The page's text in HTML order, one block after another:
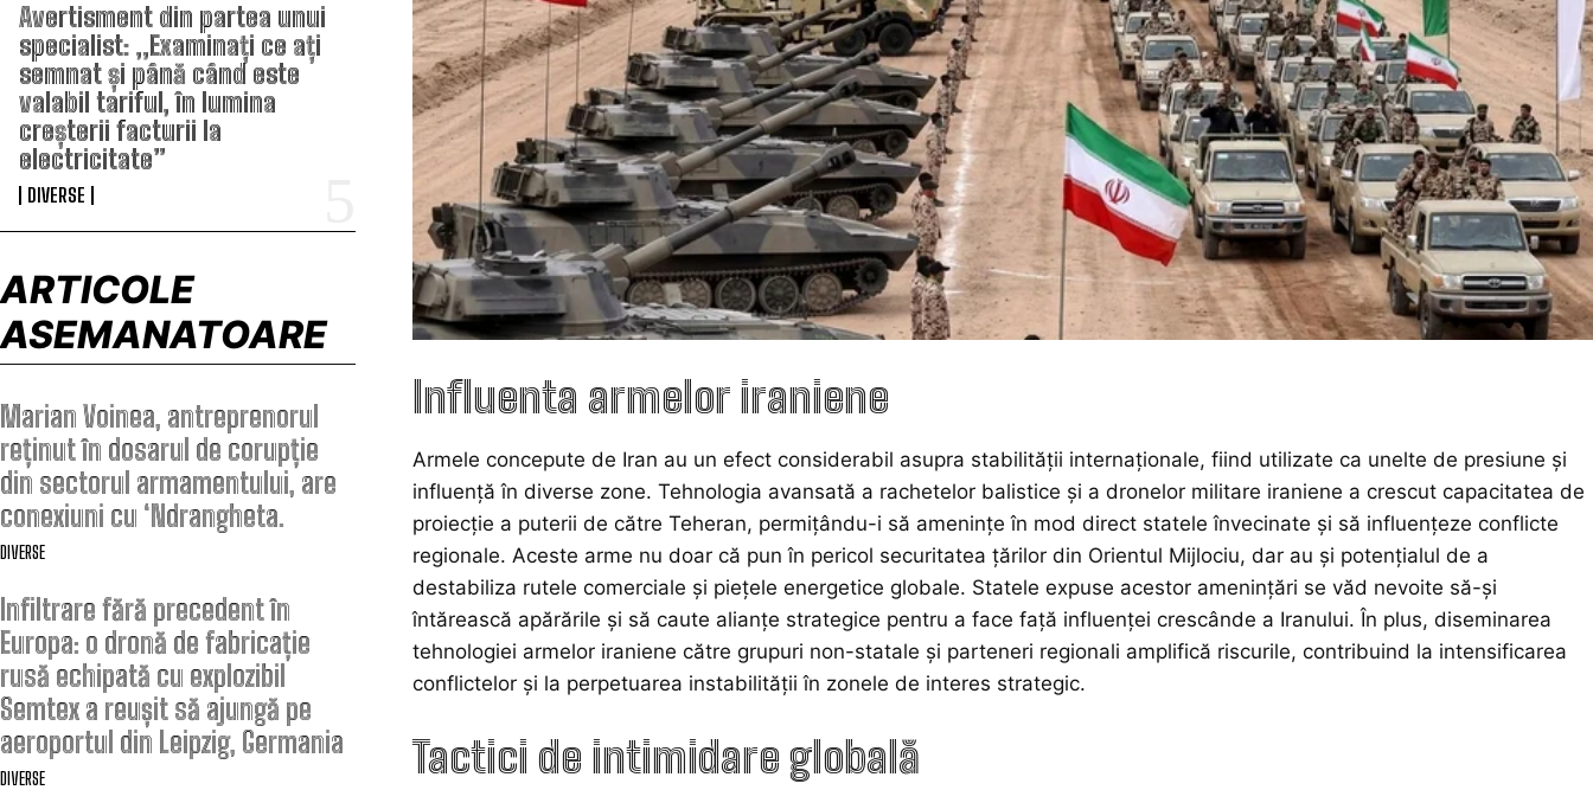
Avertisment din partea unui
specialist: „Examinați ce ați
semnat și până când este
valabil tariful, în lumina
creșterii facturii la
electricitate”
DIVERSE
ARTICOLE
ASEMANATOARE
Marian Voinea, antreprenorul
reținut în dosarul de corupție
din sectorul armamentului, are
conexiuni cu ‘Ndrangheta.
DIVERSE
Infiltrare fără precedent în
Europa: o dronă de fabricație
rusă echipată cu explozibil
Semtex a reușit să ajungă pe
aeroportul din Leipzig, Germania
DIVERSE
Influenta armelor iraniene
Armele concepute de Iran au un efect considerabil asupra stabilității internaționale, fiind utilizate ca unelte de presiune și
influență în diverse zone. Tehnologia avansată a rachetelor balistice și a dronelor militare iraniene a crescut capacitatea de
proiecție a puterii de către Teheran, permițându-i să amenințe în mod direct statele învecinate și să influențeze conflicte
regionale. Aceste arme nu doar că pun în pericol securitatea țărilor din Orientul Mijlociu, dar au și potențialul de a
destabiliza rutele comerciale și piețele energetice globale. Statele expuse acestor amenințări se văd nevoite să-și
întărească apărările și să caute alianțe strategice pentru a face față influenței crescânde a Iranului. În plus, diseminarea
tehnologiei armelor iraniene către grupuri non-statale și parteneri regionali amplifică riscurile, contribuind la intensificarea
conflictelor și la perpetuarea instabilității în zonele de interes strategic.
Tactici de intimidare globală